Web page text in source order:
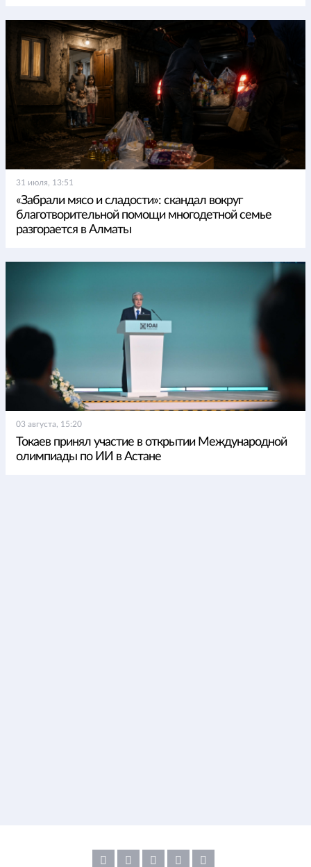
31 июля, 13:51
«Забрали мясо и сладости»: скандал вокруг
благотворительной помощи многодетной семье
разгорается в Алматы
03 августа, 15:20
Токаев принял участие в открытии Международной
олимпиады по ИИ в Астане